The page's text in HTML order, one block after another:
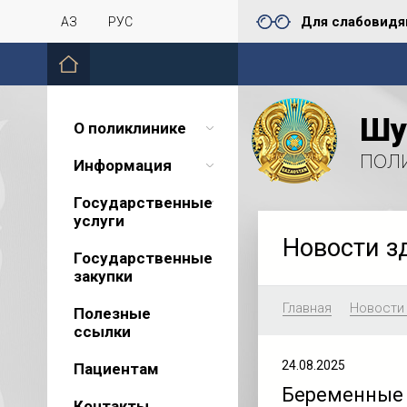
ҚАЗ РУС Для
О поликлинике
Информация
Государственные
услуги
Государственные
закупки
Полезные
ссылки
Пациентам
Новости
Главная
24.08.2025